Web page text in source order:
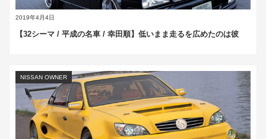
2019年4月4日
【32シーマ / 平成の名車 / 幸田順】低いまま走るを広めたのは彼
NISSAN OWNER